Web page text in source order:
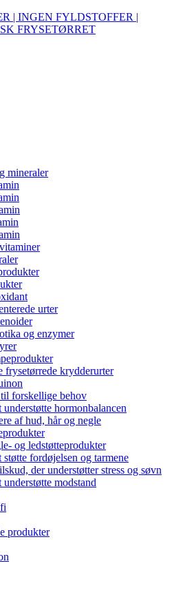
| INGEN FYLDSTOFFER |
FRYSETØRRET
mineraler
urter
og enzymer
frysetørrede krydderurter
forskellige behov
understøtte hormonbalancen
af hud, hår og negle
og ledstøtteprodukter
støtte fordøjelsen og tarmene
der understøtter stress og søvn
understøtte modstand
produkter